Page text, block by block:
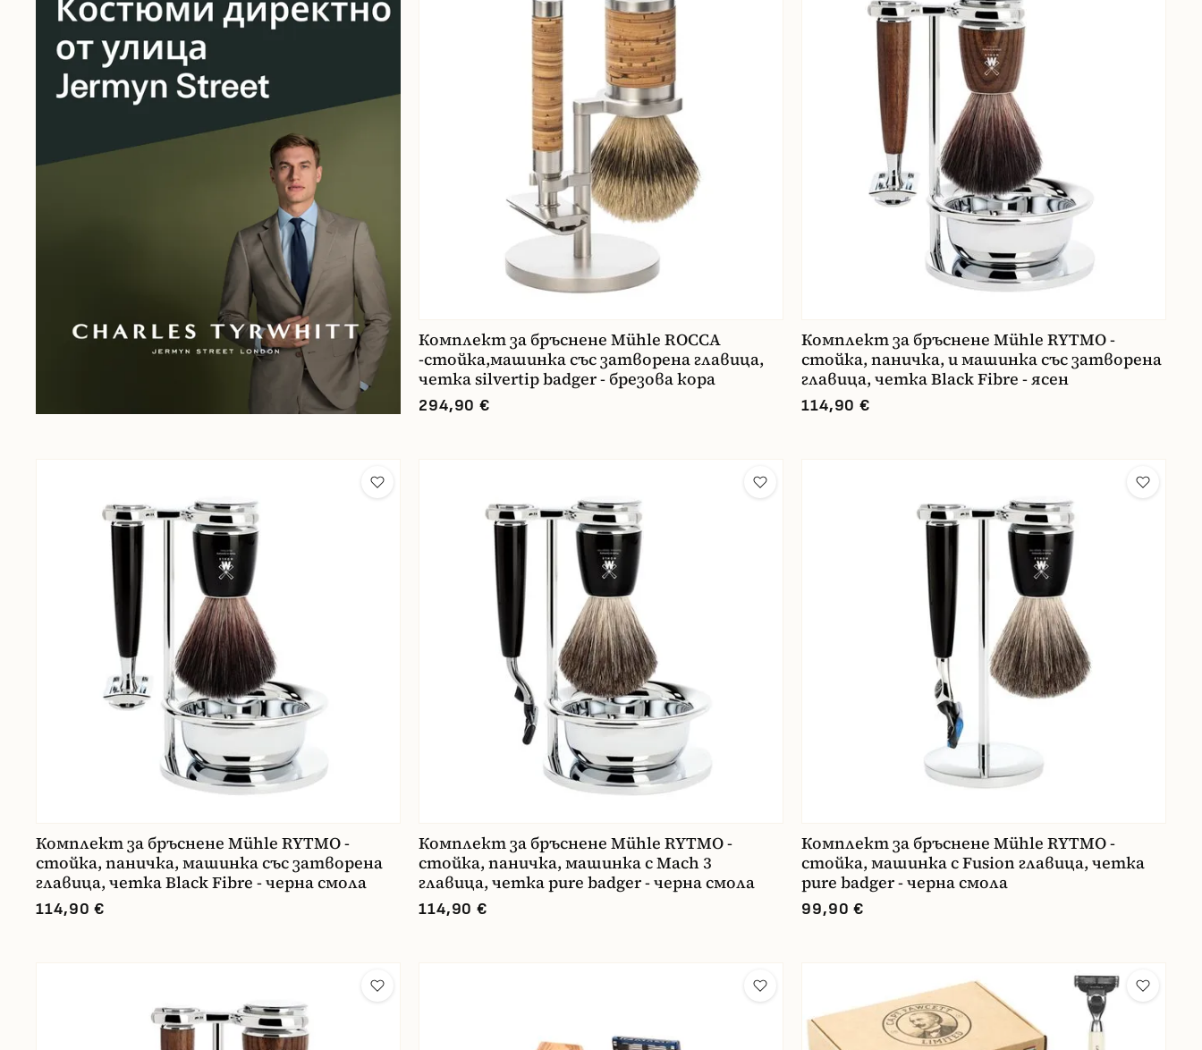
Комплект за бръснене Mühle ROCCA
-стойка,машинка със затворена главица,
четка silvertip badger - брезова кора
294,90 €
Комплект за бръснене Mühle RYTMO -
стойка, паничка, и машинка със затворена
главица, четка Black Fibre - ясен
114,90 €
Комплект за бръснене Mühle RYTMO -
стойка, паничка, машинка със затворена
главица, четка Black Fibre - черна смола
114,90 €
Комплект за бръснене Mühle RYTMO -
стойка, паничка, машинка с Mach 3
главица, четка pure badger - черна смола
114,90 €
Комплект за бръснене Mühle RYTMO -
стойка, машинка с Fusion главица, четка
pure badger - черна смола
99,90 €